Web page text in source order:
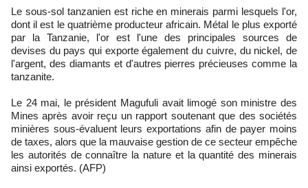
Le sous-sol tanzanien est riche en minerais parmi lesquels l'or,
dont il est le quatrième producteur africain. Métal le plus exporté
par la Tanzanie, l'or est l'une des principales sources de
devises du pays qui exporte également du cuivre, du nickel, de
l'argent, des diamants et d'autres pierres précieuses comme la
tanzanite.
Le 24 mai, le président Magufuli avait limogé son ministre des
Mines après avoir reçu un rapport soutenant que des sociétés
minières sous-évaluent leurs exportations afin de payer moins
de taxes, alors que la mauvaise gestion de ce secteur empêche
les autorités de connaître la nature et la quantité des minerais
ainsi exportés. (AFP)